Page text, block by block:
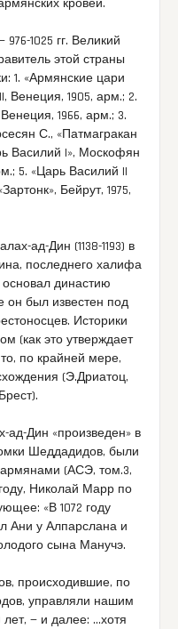
кровей.
1025 гг. Великий
этой страны
1. «Армянские цари
Венеция, 1905, арм.; 2.
1966, арм.; 3.
С., «Патмагракан
Василий I», Москофян
5. «Царь Василий II
Бейрут, 1975,
ад-Дин (1138-1193) в
последнего халифа
династию
он был известен под
Историки
(как это утверждает
по крайней мере,
(Э.Дриатоц,
Дин «произведен» в
Шеддадидов, были
(АСЭ, том.3,
Николай Марр по
«В 1072 году
Ани у Алпарслана и
сына Манучэ.
происходившие, по
управляли нашим
— и далее: …хотя